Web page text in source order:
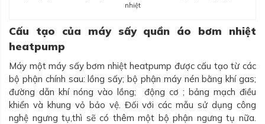
nhiệt
Cấu tạo của máy sấy quần áo bơm nhiệt
heatpump
Máy một máy sấy bơm nhiệt heatpump được cấu tạo từ các
bộ phận chính sau: lồng sấy; bộ phận máy nén bằng khí gas;
đường dẫn khí nóng vào lồng; động cơ ; bảng mạch điều
khiển và khung vỏ bảo vệ. Đối với các mẫu sử dụng công
nghệ ngưng tụ,thì sẽ có thêm một bộ phận ngưng tụ nữa.